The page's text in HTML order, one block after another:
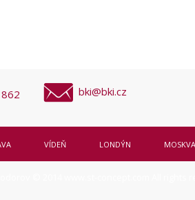
bki@bki.cz
VÍDEŇ LONDÝN MOSKVA